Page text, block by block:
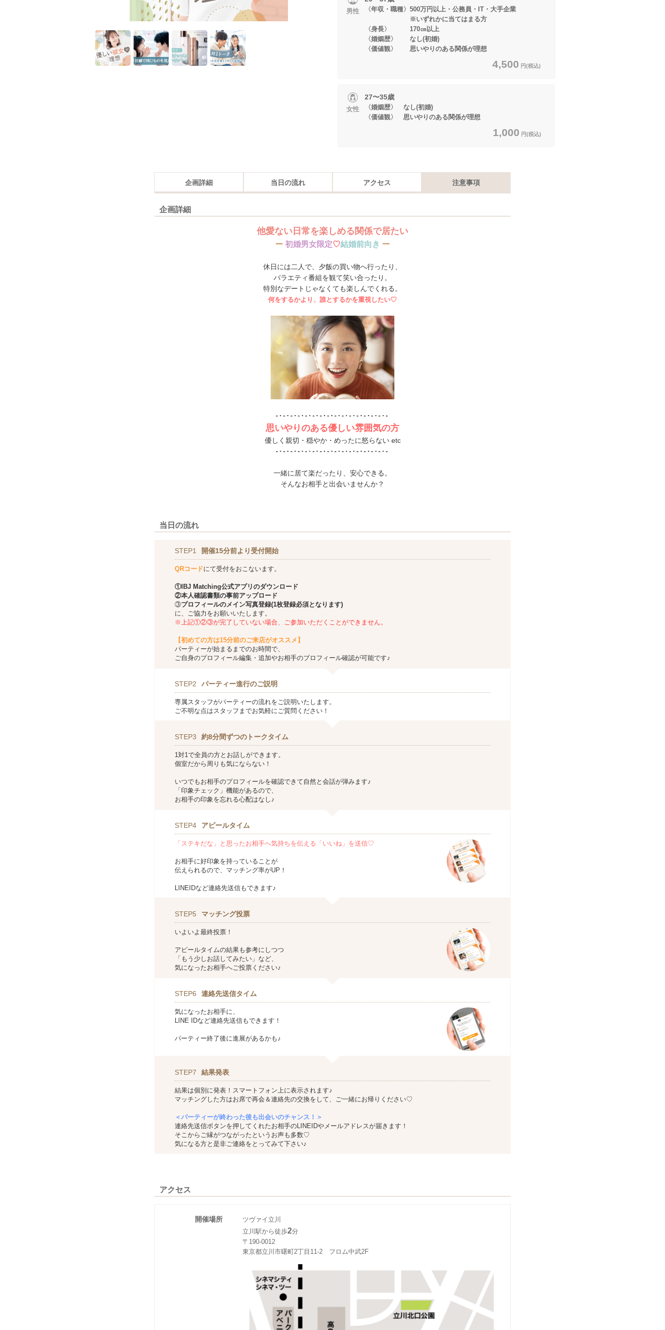
男性
〈年収・職種〉500万円以上・公務員・IT・大手企業
※いずれかに当てはまる方
〈身長〉 170㎝以上
〈婚姻歴〉 なし(初婚)
〈価値観〉 思いやりのある関係が理想
4,500 円(税込)
女性
27〜35歳
〈婚姻歴〉 なし(初婚)
〈価値観〉 思いやりのある関係が理想
1,000 円(税込)
企画詳細 当日の流れ アクセス 注意事項
企画詳細
他愛ない日常を楽しめる関係で居たい
ー 初婚男女限定♡結婚前向き ー
休日には二人で、夕飯の買い物へ行ったり、
バラエティ番組を観て笑い合ったり。
特別なデートじゃなくても楽しんでくれる。
何をするかより、誰とするかを重視したい♡
思いやりのある優しい雰囲気の方
優しく親切・穏やか・めったに怒らない etc
一緒に居て楽だったり、安心できる。
そんなお相手と出会いませんか？
当日の流れ
STEP1 開催15分前より受付開始
QRコードにて受付をおこないます。
① IBJ Matching公式アプリのダウンロード
②本人確認書類の事前アップロード
③プロフィールのメイン写真登録(1枚登録必須となります)
に、ご協力をお願いいたします。
※上記①②③が完了していない場合、ご参加いただくことができません。
【初めての方は15分前のご来店がオススメ】
パーティーが始まるまでのお時間で、
ご自身のプロフィール編集・追加やお相手のプロフィール確認が可能です♪
STEP2 パーティー進行のご説明
専属スタッフがパーティーの流れをご説明いたします。
ご不明な点はスタッフまでお気軽にご質問ください！
STEP3 約8分間ずつのトークタイム
1対1で全員の方とお話しができます。
個室だから周りも気にならない！
いつでもお相手のプロフィールを確認できて自然と会話が弾みます♪
「印象チェック」機能があるので、
お相手の印象を忘れる心配はなし♪
STEP4 アピールタイム
「ステキだな」と思ったお相手へ気持ちを伝える「いいね」を送信♡
お相手に好印象を持っていることが
伝えられるので、マッチング率がUP！
LINEIDなど連絡先送信もできます♪
STEP5 マッチング投票
いよいよ最終投票！
アピールタイムの結果も参考にしつつ
「もう少しお話してみたい」など、
気になったお相手へご投票ください♪
STEP6 連絡先送信タイム
気になったお相手に、
LINE IDなど連絡先送信もできます！
パーティー終了後に進展があるかも♪
STEP7 結果発表
結果は個別に発表！スマートフォン上に表示されます♪
マッチングした方はお席で再会＆連絡先の交換をして、ご一緒にお帰りください♡
＜パーティーが終わった後も出会いのチャンス！＞
連絡先送信ボタンを押してくれたお相手のLINEIDやメールアドレスが届きます！
そこからご縁がつながったというお声も多数♡
気になる方と是非ご連絡をとってみて下さい♪
アクセス
開催場所
ツヴァイ立川
立川駅から徒歩2分
〒190-0012
東京都立川市曙町2丁目11-2 フロム中武2F